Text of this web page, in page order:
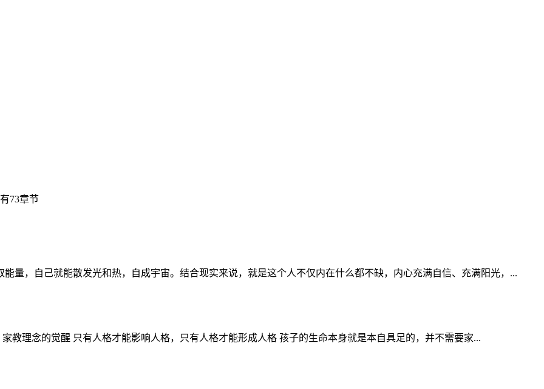
73章节
量，自己就能散发光和热，自成宇宙。结合现实来说，就是这个人不仅内在什么都不缺，内心充满自信、充满阳光，...
理念的觉醒 只有人格才能影响人格，只有人格才能形成人格 孩子的生命本身就是本自具足的，并不需要家...